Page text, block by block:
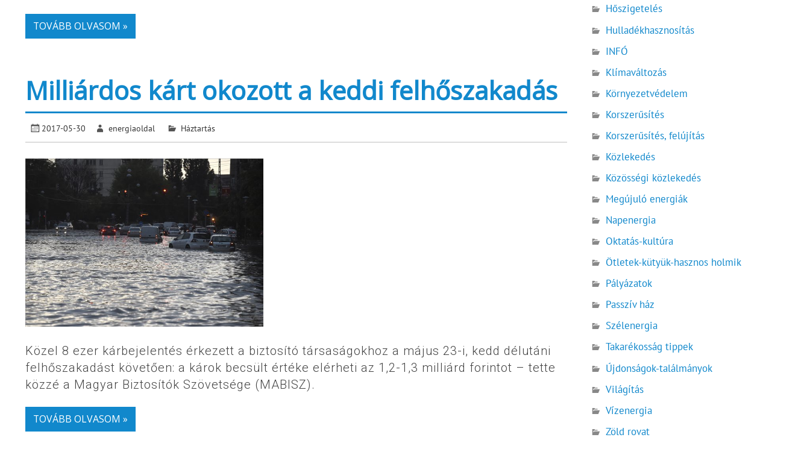
TOVÁBB OLVASOM »
Milliárdos kárt okozott a keddi felhőszakadás
2017-05-30 energiaoldal Háztartás
Közel 8 ezer kárbejelentés érkezett a biztosító társaságokhoz a május 23-i, kedd délutáni
felhőszakadást követően: a károk becsült értéke elérheti az 1,2-1,3 milliárd forintot – tette
közzé a Magyar Biztosítók Szövetsége (MABISZ).
TOVÁBB OLVASOM »
Hőszigetelés
Hulladékhasznosítás
INFÓ
Klímaváltozás
Környezetvédelem
Korszerűsítés
Korszerűsítés, felújítás
Közlekedés
Közösségi közlekedés
Megújuló energiák
Napenergia
Oktatás-kultúra
Ötletek-kütyük-hasznos holmik
Pályázatok
Passzív ház
Szélenergia
Takarékosság tippek
Újdonságok-találmányok
Világítás
Vízenergia
Zöld rovat